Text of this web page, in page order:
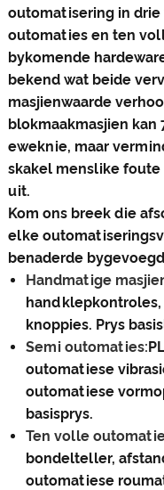
outomatisering in
outomaties en ten
bykomende
bekend wat beide
masjienwaarde
blokmaakmasjien kan
eweknie, maar
skakel menslike
uit.
Kom ons breek die
elke
benaderde
Handmatige
knoppies. Prys
Semi outomaties:
outomatiese
outomatiese
basisprys.
Ten volle
bondelteller,
outomatiese